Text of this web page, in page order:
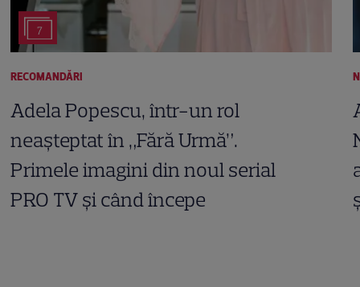
7
RECOMANDĂRI
Adela Popescu, într-un rol
neașteptat în „Fără Urmă”.
Primele imagini din noul serial
PRO TV și când începe